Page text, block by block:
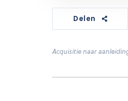
Delen
Acquisitie naar